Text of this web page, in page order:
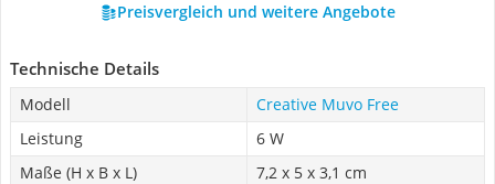
Preisvergleich und weitere Angebote
Technische Details
Modell
Creative Muvo Free
Leistung
6 W
Maße (H x B x L)
7,2 x 5 x 3,1 cm